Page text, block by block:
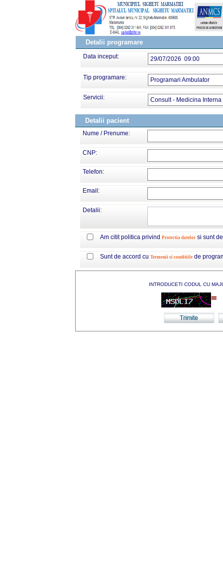
Detalii programare
Data inceput: 29/07/2026 09:00
Tip programare: Programari Ambulator
Servicii: Consult - Medicina Interna
Detalii pacient
Nume / Prenume:
CNP:
Telefon:
Email:
Detalii:
Am citit politica privind Protectia datelor si sunt
Sunt de accord cu Termenii si conditiile de
INTRODUCETI CODUL CU
=